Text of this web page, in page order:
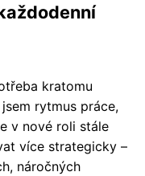
kratomu
rytmus práce,
v nové roli stále
více strategicky –
náročných